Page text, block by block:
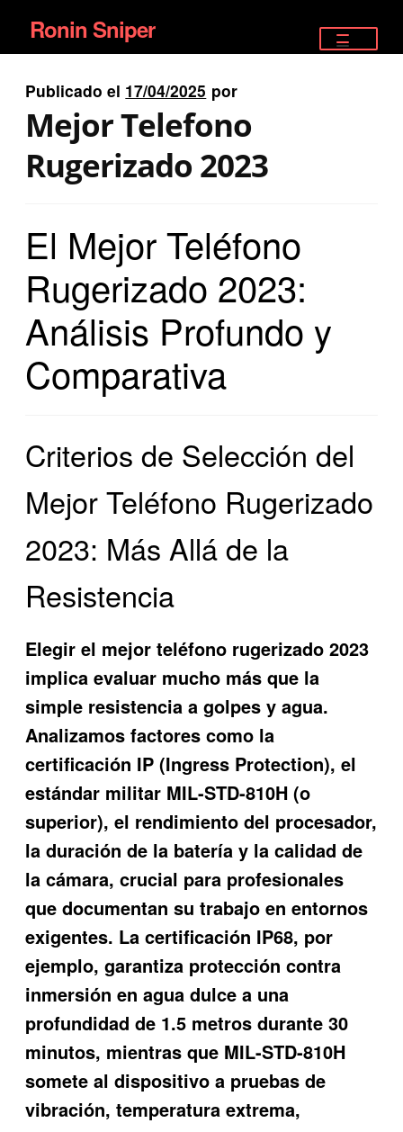
Ir
a
la
navegación
Ir
al
contenido
Ronin Sniper
EQUIPAMIENTO ÉLITE
PISTOLAS
SATELITALES
Publicado el 17/04/2025 por
Mejor Telefono
Rugerizado 2023
El Mejor Teléfono
Rugerizado 2023:
Análisis Profundo y
Comparativa
Criterios de Selección del
Mejor Teléfono Rugerizado
2023: Más Allá de la
Resistencia
Elegir el mejor teléfono rugerizado 2023
implica evaluar mucho más que la
simple resistencia a golpes y agua.
Analizamos factores como la
certificación IP (Ingress Protection), el
estándar militar MIL-STD-810H (o
superior), el rendimiento del procesador,
la duración de la batería y la calidad de
la cámara, crucial para profesionales
que documentan su trabajo en entornos
exigentes. La certificación IP68, por
ejemplo, garantiza protección contra
inmersión en agua dulce a una
profundidad de 1.5 metros durante 30
minutos, mientras que MIL-STD-810H
somete al dispositivo a pruebas de
vibración, temperatura extrema,